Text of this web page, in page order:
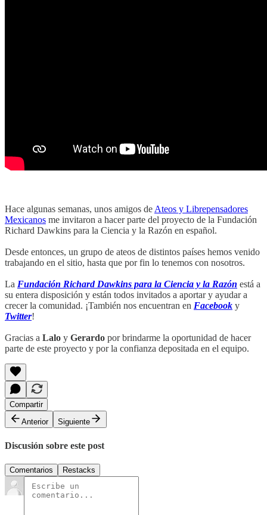
Hace algunas semanas, unos amigos de Ateos y Librepensadores
Mexicanos me invitaron a hacer parte del proyecto de la Fundación
Richard Dawkins para la Ciencia y la Razón en español.
Desde entonces, un grupo de ateos de distintos países hemos venido
trabajando en el sitio, hasta que por fin lo tenemos con nosotros.
La Fundación Richard Dawkins para la Ciencia y la Razón está a
su entera disposición y están todos invitados a aportar y ayudar a
crecer la comunidad. ¡También nos encuentran en Facebook y
Twitter!
Gracias a Lalo y Gerardo por brindarme la oportunidad de hacer
parte de este proyecto y por la confianza depositada en el equipo.
Compartir
Anterior
Siguiente
Discusión sobre este post
Comentarios Restacks